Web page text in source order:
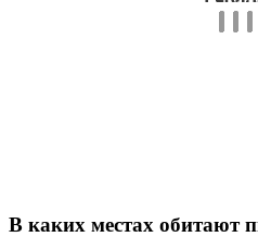
В каких местах обитают